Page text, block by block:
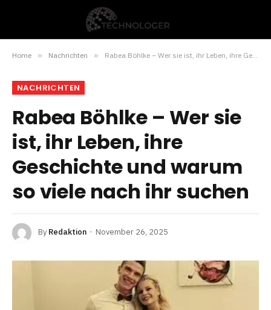
Home » Nachrichten » Rabea Böhlke – Wer sie ist, ihr Leben, ihre Geschichte und warum so viele nach ihr suchen
NACHRICHTEN
Rabea Böhlke – Wer sie
ist, ihr Leben, ihre
Geschichte und warum
so viele nach ihr suchen
By Redaktion November 26, 2025